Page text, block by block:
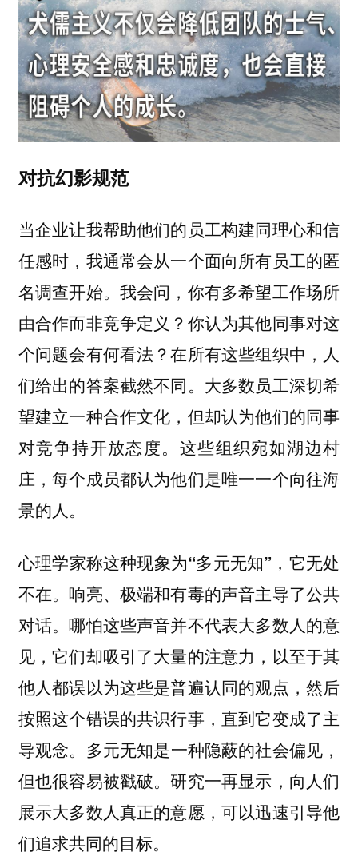
对抗幻影规范
当企业让我帮助他们的员工构建同理心和信
任感时，我通常会从一个面向所有员工的匿
名调查开始。我会问，你有多希望工作场所
由合作而非竞争定义？你认为其他同事对这
个问题会有何看法？在所有这些组织中，人
们给出的答案截然不同。大多数员工深切希
望建立一种合作文化，但却认为他们的同事
对竞争持开放态度。这些组织宛如湖边村
庄，每个成员都认为他们是唯一一个向往海
景的人。
心理学家称这种现象为“多元无知” ，它无处
不在。响亮、极端和有毒的声音主导了公共
对话。哪怕这些声音并不代表大多数人的意
见，它们却吸引了大量的注意力，以至于其
他人都误以为这些是普遍认同的观点，然后
按照这个错误的共识行事，直到它变成了主
导观念。 多元无知是一种隐蔽的社会偏见，
但也很容易被戳破。研究一再显示，向人们
展示大多数人真正的意愿，可以迅速引导他
们追求共同的目标。